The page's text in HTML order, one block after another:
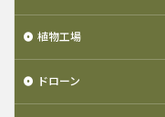
植物工場
ドローン